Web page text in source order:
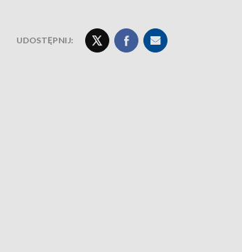
UDOSTĘPNIJ: